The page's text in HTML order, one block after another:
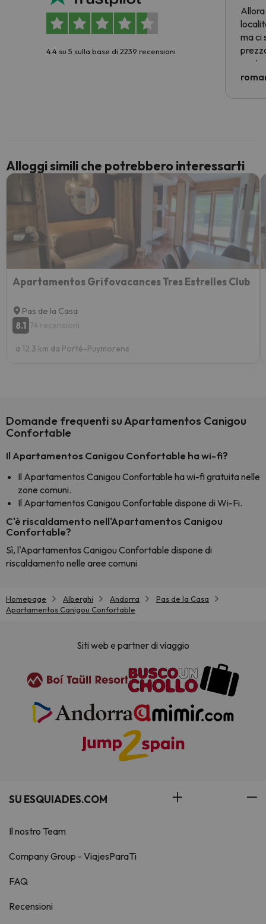
4.4 su 5 sulla base di 2239 recensioni
Allora
ma ci
Alloggi simili che potrebbero interessarti
Apartamentos Grifovacances Tres Estrelles Club
Pas de la Casa
8.1 74 recensioni
a 12.3 km da Porté-Puymorens
Domande frequenti su Apartamentos Canigou
Confortable
Il Apartamentos Canigou Confortable ha wi-fi?
Il Apartamentos Canigou Confortable ha wi-fi gratuita nelle
zone comuni.
Il Apartamentos Canigou Confortable dispone di Wi-Fi.
C'è riscaldamento nell'Apartamentos Canigou
Confortable?
Sì, l'Apartamentos Canigou Confortable dispone di
riscaldamento nelle aree comuni
Homepage Alberghi Andorra
Pas de la Casa
Apartamentos Canigou Confortable
Siti web e partner di viaggio
SU ESQUIADES.COM
Il nostro Team
Company Group - ViajesParaTi
FAQ
Recensioni